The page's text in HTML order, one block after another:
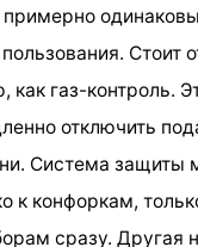
примерно
Стоит
газ-контроль.
отключить
Система защиты
к конфоркам,
сразу. Другая